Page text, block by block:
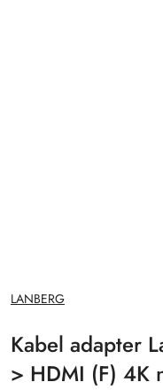
NAZWA
PRODUCENTA:
LANBERG
Kabel adapter
> HDMI (F) 4K